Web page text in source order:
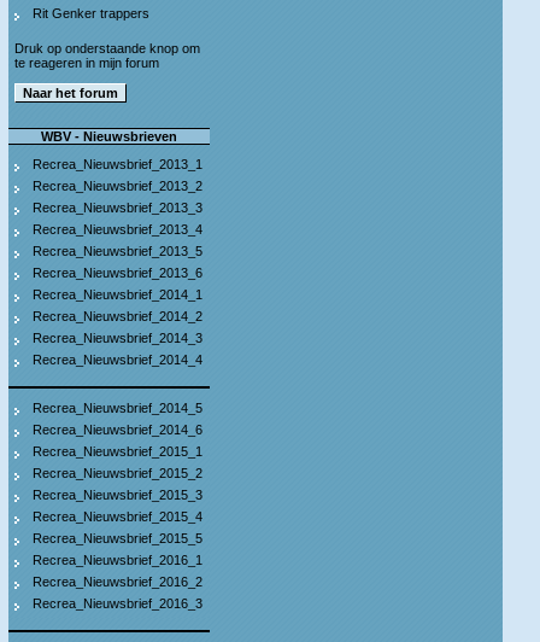
Rit Genker trappers
Druk op onderstaande knop om
te reageren in mijn forum
WBV - Nieuwsbrieven
Recrea_Nieuwsbrief_2013_1
Recrea_Nieuwsbrief_2013_2
Recrea_Nieuwsbrief_2013_3
Recrea_Nieuwsbrief_2013_4
Recrea_Nieuwsbrief_2013_5
Recrea_Nieuwsbrief_2013_6
Recrea_Nieuwsbrief_2014_1
Recrea_Nieuwsbrief_2014_2
Recrea_Nieuwsbrief_2014_3
Recrea_Nieuwsbrief_2014_4
Recrea_Nieuwsbrief_2014_5
Recrea_Nieuwsbrief_2014_6
Recrea_Nieuwsbrief_2015_1
Recrea_Nieuwsbrief_2015_2
Recrea_Nieuwsbrief_2015_3
Recrea_Nieuwsbrief_2015_4
Recrea_Nieuwsbrief_2015_5
Recrea_Nieuwsbrief_2016_1
Recrea_Nieuwsbrief_2016_2
Recrea_Nieuwsbrief_2016_3